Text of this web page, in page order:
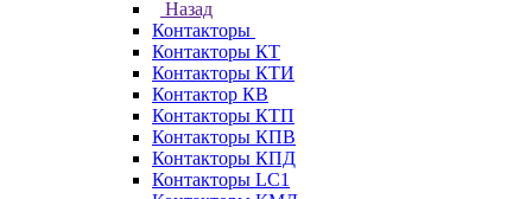
Назад
Контакторы
Контакторы КТ
Контакторы КТИ
Контактор КВ
Контакторы КТП
Контакторы КПВ
Контакторы КПД
Контакторы LC1